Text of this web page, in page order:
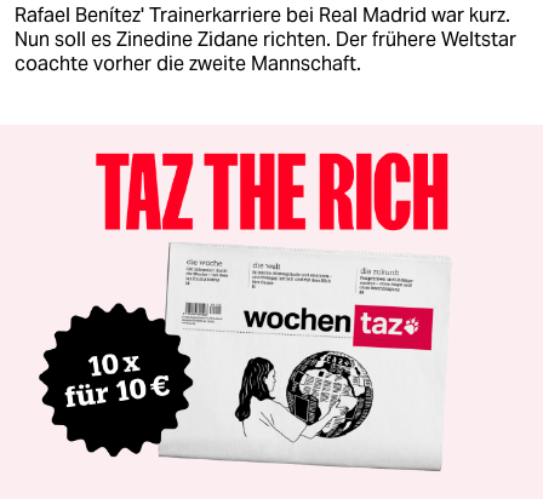
Rafael Benítez' Trainerkarriere bei Real Madrid war kurz.
Nun soll es Zinedine Zidane richten. Der frühere Weltstar
coachte vorher die zweite Mannschaft.